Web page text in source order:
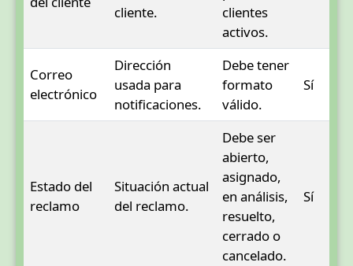
cliente.
clientes
activos.
Correo
electrónico
Dirección
usada para
notificaciones.
Debe tener
formato
válido.
Sí
Estado del
reclamo
Situación actual
del reclamo.
Debe ser
abierto,
asignado,
en análisis,
resuelto,
cerrado o
cancelado.
Sí